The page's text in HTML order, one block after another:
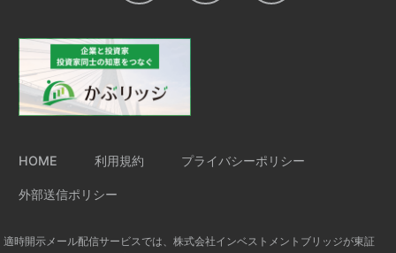
HOME 利用規約 プライバシーポリシー
外部送信ポリシー
適時開示メール配信サービスでは、株式会社インベストメントブリッジが東証